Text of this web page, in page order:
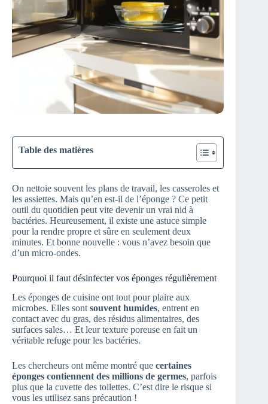
Table des matières
On nettoie souvent les plans de travail, les casseroles et
les assiettes. Mais qu’en est-il de l’éponge ? Ce petit
outil du quotidien peut vite devenir un vrai nid à
bactéries. Heureusement, il existe une astuce simple
pour la rendre propre et sûre en seulement deux
minutes. Et bonne nouvelle : vous n’avez besoin que
d’un micro-ondes.
Pourquoi il faut désinfecter vos éponges régulièrement
Les éponges de cuisine ont tout pour plaire aux
microbes. Elles sont souvent humides, entrent en
contact avec du gras, des résidus alimentaires, des
surfaces sales… Et leur texture poreuse en fait un
véritable refuge pour les bactéries.
Les chercheurs ont même montré que certaines
éponges contiennent des millions de germes, parfois
plus que la cuvette des toilettes. C’est dire le risque si
vous les utilisez sans précaution !